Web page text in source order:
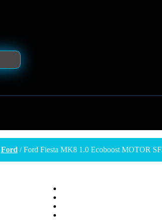
Ford / Ford Fiesta MK8 1.0 Ecoboost MOTOR